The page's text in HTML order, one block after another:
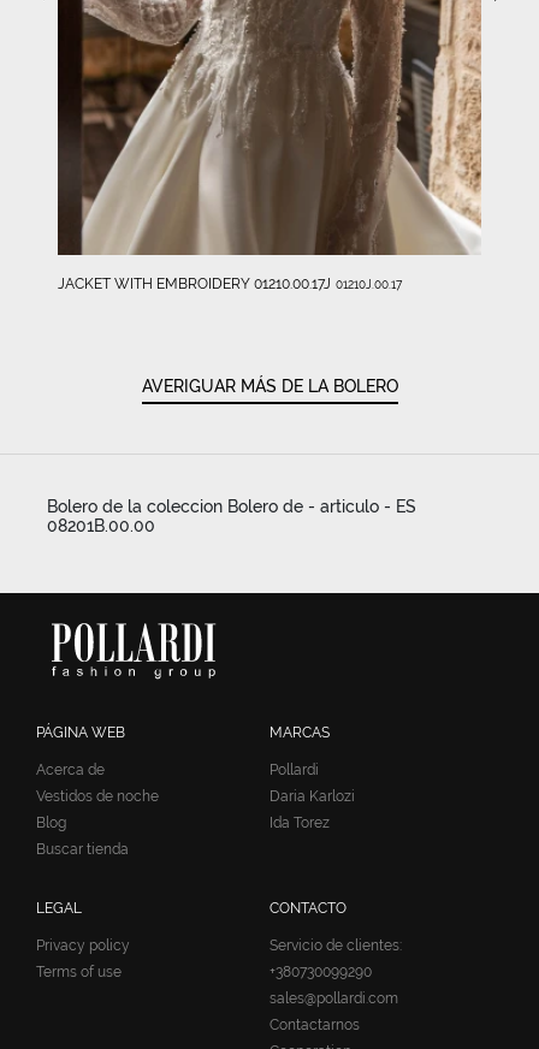
JACKET WITH EMBROIDERY 01210.00.17J 01210J.00.17
AVERIGUAR MÁS DE LA BOLERO
Bolero de la coleccion Bolero de - articulo - ES
08201B.00.00
PÁGINA WEB
Acerca de
Vestidos de noche
Blog
Buscar tienda
MARCAS
Pollardi
Daria Karlozi
Ida Torez
LEGAL
Privacy policy
Terms of use
CONTACTO
Servicio de clientes:
+380730099290
sales@pollardi.com
Contactarnos